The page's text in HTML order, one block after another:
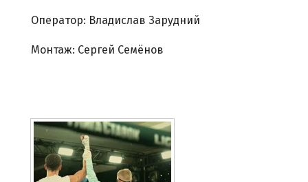
Оператор: Владислав Зарудний
Монтаж: Сергей Семёнов